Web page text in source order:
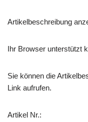
Artikelbeschreibung
Ihr Browser unterstützt
Sie können die
Link aufrufen.
Artikel Nr.: